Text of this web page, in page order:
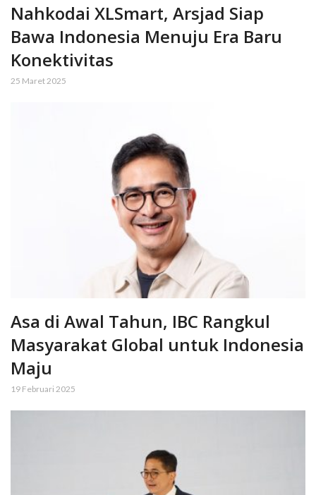
Nahkodai XLSmart, Arsjad Siap
Bawa Indonesia Menuju Era Baru
Konektivitas
25 Maret 2025
Asa di Awal Tahun, IBC Rangkul
Masyarakat Global untuk Indonesia
Maju
19 Februari 2025